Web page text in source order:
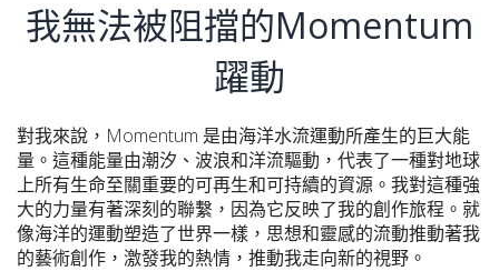
我無法被阻擋的Momentum
躍動
對我來說，Momentum 是由海洋水流運動所產生的巨大能
量。這種能量由潮汐、波浪和洋流驅動，代表了一種對地球
上所有生命至關重要的可再生和可持續的資源。我對這種強
大的力量有著深刻的聯繫，因為它反映了我的創作旅程。就
像海洋的運動塑造了世界一樣，思想和靈感的流動推動著我
的藝術創作，激發我的熱情，推動我走向新的視野。